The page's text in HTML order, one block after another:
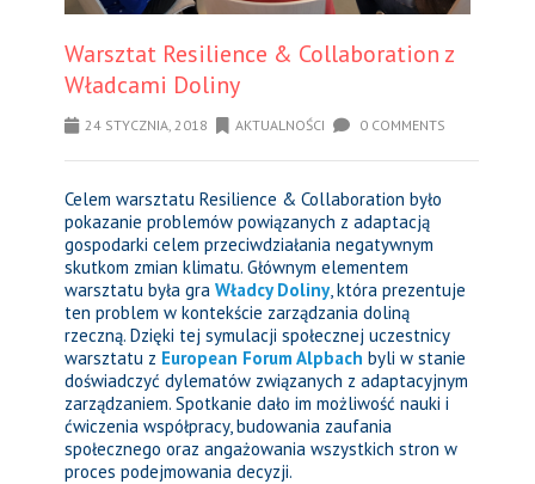
Warsztat Resilience & Collaboration z
Władcami Doliny
24 STYCZNIA, 2018 AKTUALNOŚCI 0 COMMENTS
Celem warsztatu Resilience & Collaboration było
pokazanie problemów powiązanych z adaptacją
gospodarki celem przeciwdziałania negatywnym
skutkom zmian klimatu. Głównym elementem
warsztatu była gra Władcy Doliny, która prezentuje
ten problem w kontekście zarządzania doliną
rzeczną. Dzięki tej symulacji społecznej uczestnicy
warsztatu z European Forum Alpbach byli w stanie
doświadczyć dylematów związanych z adaptacyjnym
zarządzaniem. Spotkanie dało im możliwość nauki i
ćwiczenia współpracy, budowania zaufania
społecznego oraz angażowania wszystkich stron w
proces podejmowania decyzji.